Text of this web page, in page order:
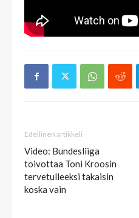
Edellinen artikkeli
Video: Bundesliiga
toivottaa Toni Kroosin
tervetulleeksi takaisin
koska vain